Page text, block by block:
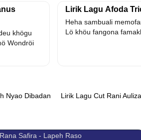
khögu
Wondröi
Lirik Lagu Afoda
Heha sambuali
Lö khöu fangona
Nyao Dibadan
Lirik Lagu Cut Rani
Safira - Lapeh Raso